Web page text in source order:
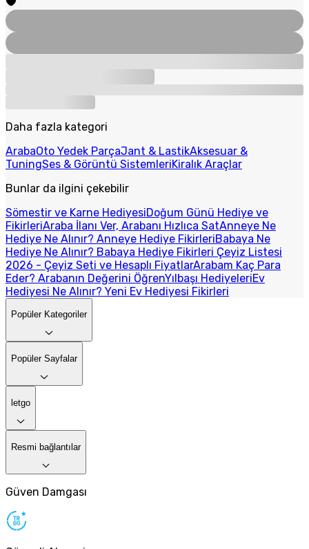
Daha fazla kategori
ArabaOto Yedek ParçaJant & LastikAksesuar &
TuningSes & Görüntü SistemleriKiralık Araçlar
Bunlar da ilgini çekebilir
Sömestir ve Karne HediyesiDoğum Günü Hediye ve
FikirleriAraba İlanı Ver, Arabanı Hızlıca SatAnneye Ne
Hediye Ne Alınır? Anneye Hediye FikirleriBabaya Ne
Hediye Ne Alınır? Babaya Hediye Fikirleri Çeyiz Listesi
2026 - Çeyiz Seti ve Hesaplı FiyatlarArabam Kaç Para
Eder? Arabanın Değerini ÖğrenYılbaşı HediyeleriEv
Hediyesi Ne Alınır? Yeni Ev Hediyesi Fikirleri
Popüler Kategoriler
Popüler Sayfalar
letgo
Resmi bağlantılar
Güven Damgası